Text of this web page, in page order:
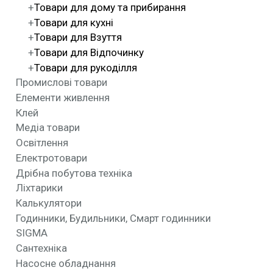
Товари для дому та прибирання
Товари для кухні
Товари для Взуття
Товари для Відпочинку
Товари для рукоділля
Промислові товари
Елементи живлення
Клей
Медіа товари
Освітлення
Електротовари
Дрібна побутова техніка
Ліхтарики
Калькулятори
Годинники, Будильники, Смарт годинники
SIGMA
Сантехніка
Насосне обладнання